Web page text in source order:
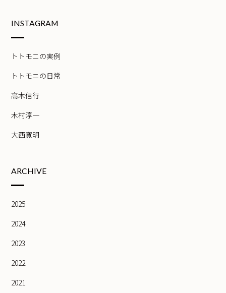
INSTAGRAM
トトモニの実例
トトモニの日常
高木信行
木村淳一
大西寛明
ARCHIVE
2025
2024
2023
2022
2021